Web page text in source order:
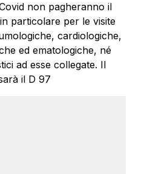
non pagheranno il
particolare per le visite
cardiologiche,
ed ematologiche, né
ad esse collegate. Il
il D 97